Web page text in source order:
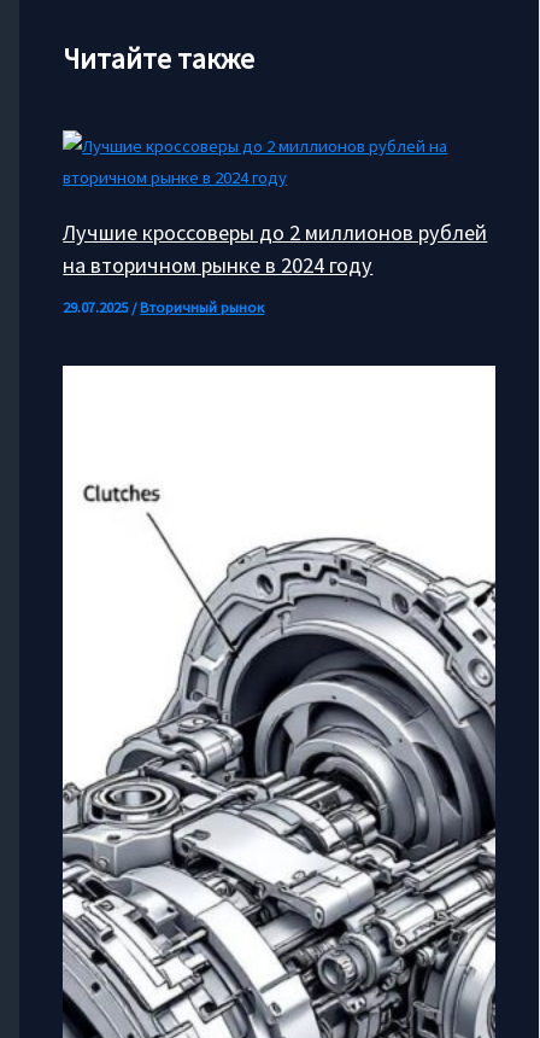
Читайте также
Лучшие кроссоверы до 2 миллионов рублей
на вторичном рынке в 2024 году
29.07.2025/Вторичный рынок